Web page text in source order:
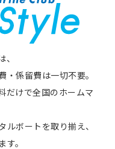
・係留費は一切不要。
だけで全国のホームマ
ボートを取り揃え、
。